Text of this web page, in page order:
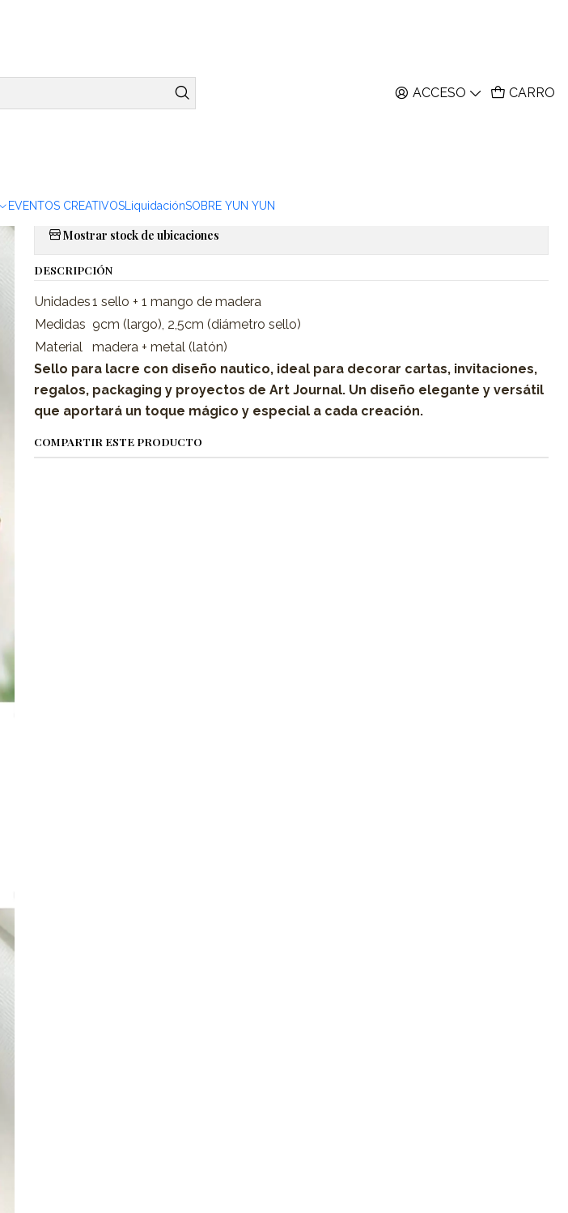
ACCESO CARRO
EVENTOS CREATIVOS LiquidaciónSOBRE YUN YUN
Sellos para Lacre Nautica - 2,5cm
Agregar a la lista de favoritos
Mostrar stock de ubicaciones
DESCRIPCIÓN
Unidades1 sello + 1 mango de madera
Medidas 9cm (largo), 2,5cm (diámetro sello)
Material
madera + metal (latón)
Sello para lacre con diseño nautico, ideal para decorar cartas, invitaciones,
regalos, packaging y proyectos de Art Journal. Un diseño elegante y versátil
que aportará un toque mágico y especial a cada creación.
COMPARTIR ESTE PRODUCTO